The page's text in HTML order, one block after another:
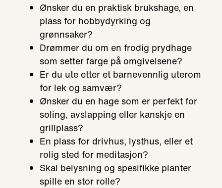
Ønsker du en praktisk brukshage, en
plass for hobbydyrking og
grønnsaker?
Drømmer du om en frodig prydhage
som setter farge på omgivelsene?
Er du ute etter et barnevennlig uterom
for lek og samvær?
Ønsker du en hage som er perfekt for
soling, avslapping eller kanskje en
grillplass?
En plass for drivhus, lysthus, eller et
rolig sted for meditasjon?
Skal belysning og spesifikke planter
spille en stor rolle?